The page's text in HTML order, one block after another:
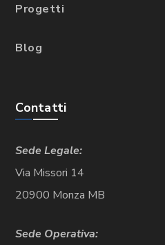
Progetti
Blog
Contatti
Sede Legale:
Via Missori 14
20900 Monza MB
Sede Operativa: